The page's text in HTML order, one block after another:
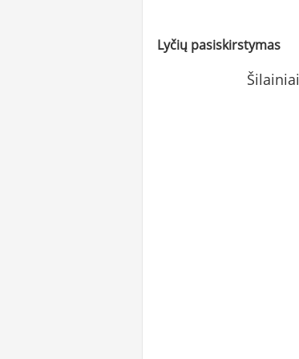
Lyčių pasiskirstymas
Šilainiai